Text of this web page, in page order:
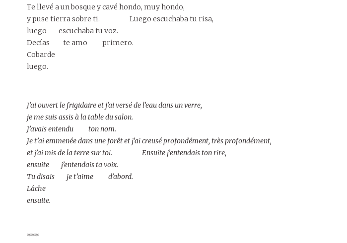
Te llevé a un bosque y cavé hondo, muy hondo,
y puse tierra sobre ti. Luego escuchaba tu risa,
luego escuchaba tu voz.
Decías te amo primero.
Cobarde
luego.
J’ai ouvert le frigidaire et j’ai versé de l’eau dans un verre,
je me suis assis à la table du salon.
J’avais entendu ton nom.
Je t’ai emmenée dans une forêt et j’ai creusé profondément, très profondément,
et j’ai mis de la terre sur toi. Ensuite j’entendais ton rire,
ensuite j’entendais ta voix.
Tu disais je t’aime d’abord.
Lâche
ensuite.
***